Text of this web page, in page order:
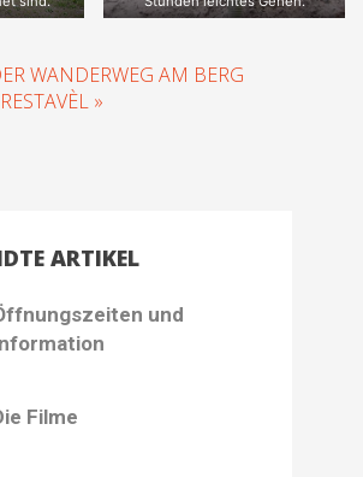
WANDERWEG AM BERG
»
ARTIKEL
und
Filme